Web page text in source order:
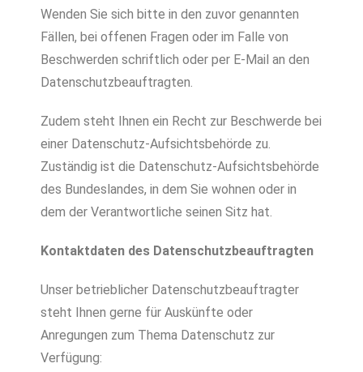
Wenden Sie sich bitte in den zuvor genannten
Fällen, bei offenen Fragen oder im Falle von
Beschwerden schriftlich oder per E-Mail an den
Datenschutzbeauftragten.
Zudem steht Ihnen ein Recht zur Beschwerde bei
einer Datenschutz-Aufsichtsbehörde zu.
Zuständig ist die Datenschutz-Aufsichtsbehörde
des Bundeslandes, in dem Sie wohnen oder in
dem der Verantwortliche seinen Sitz hat.
Kontaktdaten des Datenschutzbeauftragten
Unser betrieblicher Datenschutzbeauftragter
steht Ihnen gerne für Auskünfte oder
Anregungen zum Thema Datenschutz zur
Verfügung: